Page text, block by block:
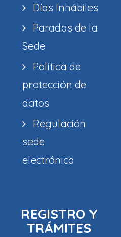
Días Inhábiles
Paradas de la
Sede
Política de
protección de
datos
Regulación
sede
electrónica
REGISTRO Y
TRÁMITES